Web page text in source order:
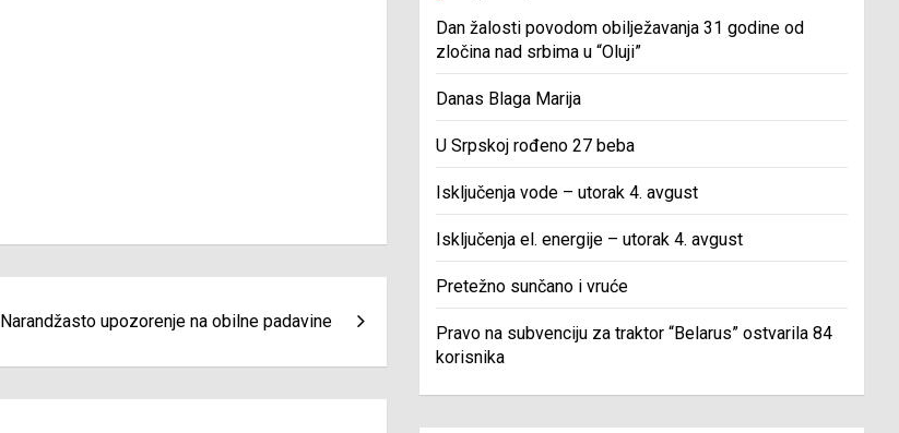
Narandžasto upozorenje na obilne padavine
Dan žalosti povodom obilježavanja 31 godine od
zločina nad srbima u “Oluji”
Danas Blaga Marija
U Srpskoj rođeno 27 beba
Isključenja vode – utorak 4. avgust
Isključenja el. energije – utorak 4. avgust
Pretežno sunčano i vruće
Pravo na subvenciju za traktor “Belarus” ostvarila 84
korisnika